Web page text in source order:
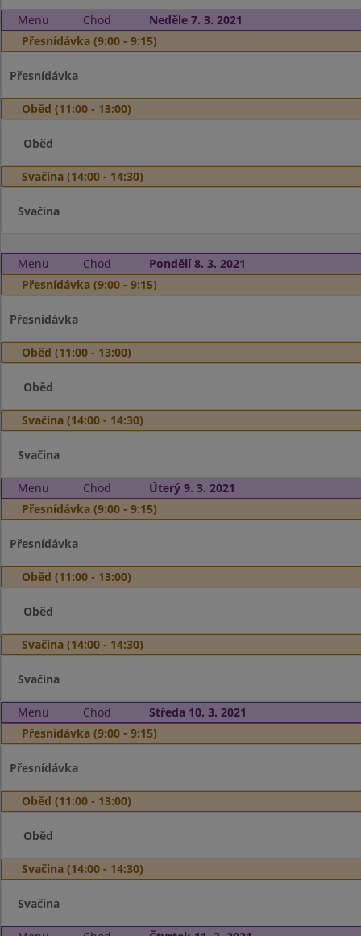
Menu Chod
Neděle 7. 3. 2021
Přesnídávka (9:00 - 9:15)
Přesnídávka
Oběd (11:00 - 13:00)
Oběd
Svačina (14:00 - 14:30)
Svačina
Menu Chod
Pondělí 8. 3. 2021
Přesnídávka (9:00 - 9:15)
Přesnídávka
Oběd (11:00 - 13:00)
Oběd
Svačina (14:00 - 14:30)
Svačina
Menu Chod
Úterý 9. 3. 2021
Přesnídávka (9:00 - 9:15)
Přesnídávka
Oběd (11:00 - 13:00)
Oběd
Svačina (14:00 - 14:30)
Svačina
Menu Chod
Středa 10. 3. 2021
Přesnídávka (9:00 - 9:15)
Přesnídávka
Oběd (11:00 - 13:00)
Oběd
Svačina (14:00 - 14:30)
Svačina